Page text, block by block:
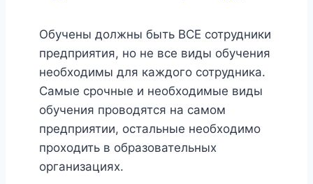
Обучены должны быть ВСЕ сотрудники
предприятия, но не все виды обучения
необходимы для каждого сотрудника.
Самые срочные и необходимые виды
обучения проводятся на самом
предприятии, остальные необходимо
проходить в образовательных
организациях.